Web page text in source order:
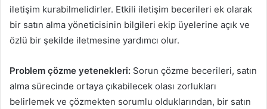
iletişim kurabilmelidirler. Etkili iletişim becerileri ek olarak
bir satın alma yöneticisinin bilgileri ekip üyelerine açık ve
özlü bir şekilde iletmesine yardımcı olur.
Problem çözme yetenekleri: Sorun çözme becerileri, satın
alma sürecinde ortaya çıkabilecek olası zorlukları
belirlemek ve çözmekten sorumlu olduklarından, bir satın